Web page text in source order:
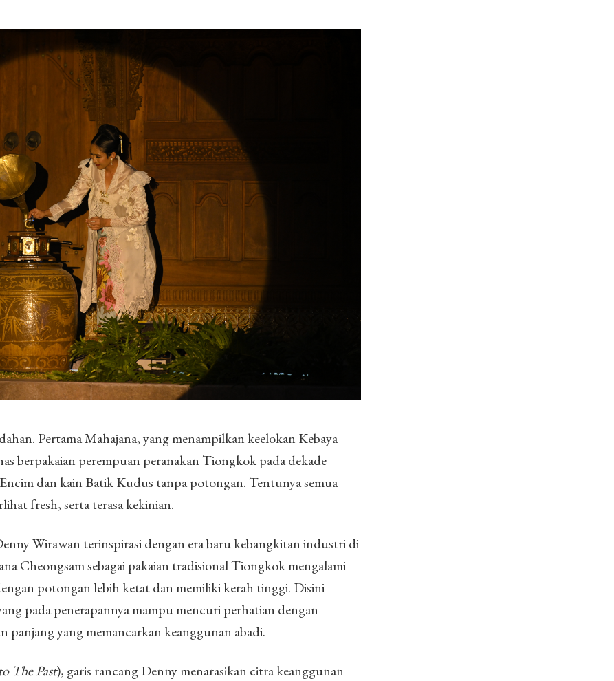
Pertama Mahajana, yang menampilkan keelokan Kebaya
berpakaian perempuan peranakan Tiongkok pada dekade
dan kain Batik Kudus tanpa potongan. Tentunya semua
fresh, serta terasa kekinian.
Wirawan terinspirasi dengan era baru kebangkitan industri di
Cheongsam sebagai pakaian tradisional Tiongkok mengalami
potongan lebih ketat dan memiliki kerah tinggi. Disini
pada penerapannya mampu mencuri perhatian dengan
panjang yang memancarkan keanggunan abadi.
The Past), garis rancang Denny menarasikan citra keanggunan